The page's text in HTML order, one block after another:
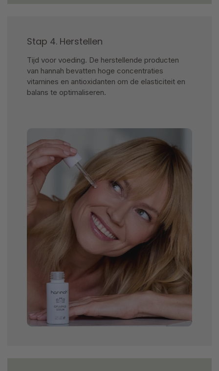
Stap 4. Herstellen
Tijd voor voeding. De herstellende producten
van hannah bevatten hoge concentraties
vitamines en antioxidanten om de elasticiteit en
balans te optimaliseren.